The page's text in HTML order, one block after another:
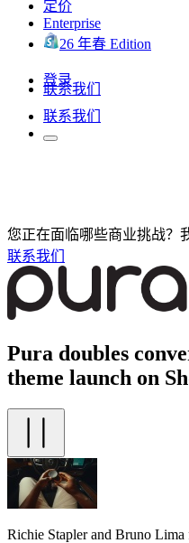
定价
Enterprise
26 年春 Edition
登录
联系我们
联系我们
您正在面临哪些商业挑战？
联系我们
Pura doubles
theme launch on
Richie Stapler and Bruno Lima